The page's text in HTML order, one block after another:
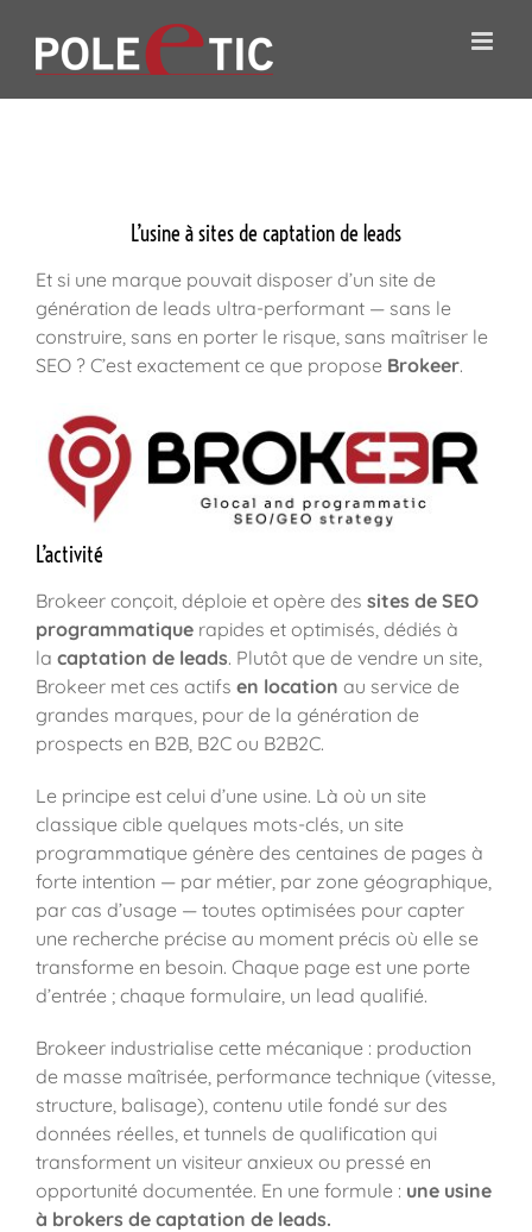
contenu
L’usine à sites de captation de leads
Et si une marque pouvait disposer d’un site de
génération de leads ultra-performant — sans le
construire, sans en porter le risque, sans maîtriser le
SEO ? C’est exactement ce que propose Brokeer.
L’activité
Brokeer conçoit, déploie et opère des sites de SEO
programmatiquerapides et optimisés, dédiés à
la captation de leads. Plutôt que de vendre un site,
Brokeer met ces actifs en location au service de
grandes marques, pour de la génération de
prospects en B2B, B2C ou B2B2C.
Le principe est celui d’une usine. Là où un site
classique cible quelques mots-clés, un site
programmatique génère des centaines de pages à
forte intention — par métier, par zone géographique,
par cas d’usage — toutes optimisées pour capter
une recherche précise au moment précis où elle se
transforme en besoin. Chaque page est une porte
d’entrée ; chaque formulaire, un lead qualifié.
Brokeer industrialise cette mécanique : production
de masse maîtrisée, performance technique (vitesse,
structure, balisage), contenu utile fondé sur des
données réelles, et tunnels de qualification qui
transforment un visiteur anxieux ou pressé en
opportunité documentée. En une formule : une usine
à brokers de captation de leads.